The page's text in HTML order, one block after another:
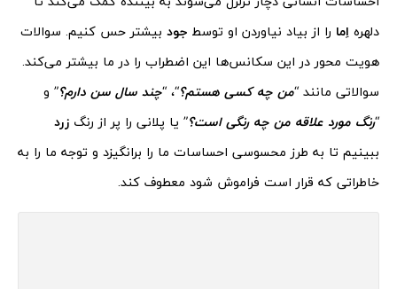
دلهره اِما را از بیاد نیاوردن او توسط جود بیشتر حس کنیم. سوالات
هویت محور در این سکانس‌ها این اضطراب را در ما بیشتر می‌کند.
سوالاتی مانند “من چه کسی هستم؟“، “چند سال سن دارم؟” و
“رنگ مورد علاقه من چه رنگی است؟” یا پلانی را پر از رنگ زرد
ببینیم تا به طرز محسوسی احساسات ما را برانگیزد و توجه ما را به
خاطراتی که قرار است فراموش شود معطوف کند.